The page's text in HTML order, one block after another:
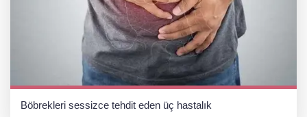
Böbrekleri sessizce tehdit eden üç hastalık